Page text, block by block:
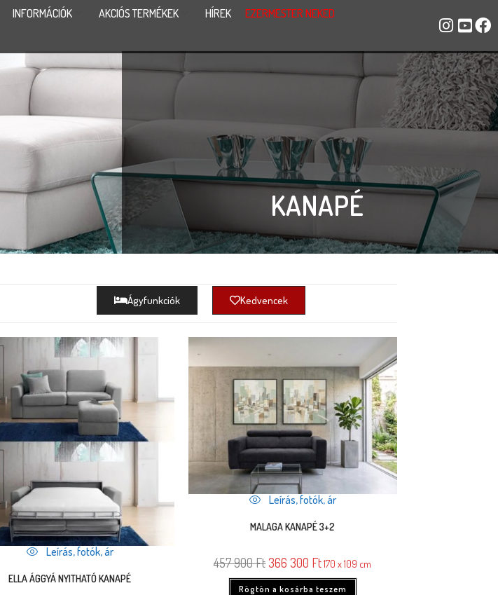
INFORMÁCIÓK AKCIÓS TERMÉKEK HÍREK
EZERMESTER NEKED
KANAPÉ
Ágyfunkciók Kedvencek
Leírás, fotók, ár
ELLA ÁGGYÁ NYITHATÓ KANAPÉ
Leírás, fotók, ár
MALAGA KANAPÉ 3+2
457 900Ft 366 300 Ft170 x 109 cm
Rögtön a kosárba teszem